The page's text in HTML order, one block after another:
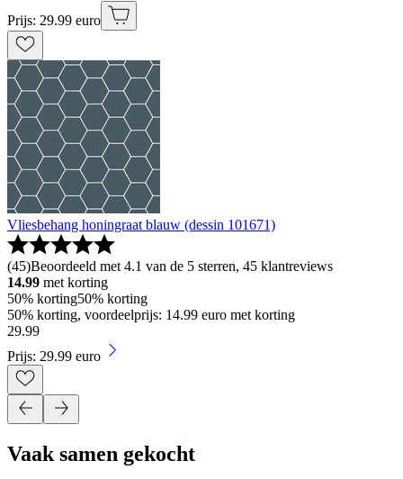
Prijs: 29.99 euro
Vliesbehang honingraat blauw (dessin 101671)
(45)Beoordeeld met 4.1 van de 5 sterren, 45 klantreviews
14.99 met korting
50% korting50% korting
50% korting, voordeelprijs: 14.99 euro met korting
29.99
Prijs: 29.99 euro
Vaak samen gekocht